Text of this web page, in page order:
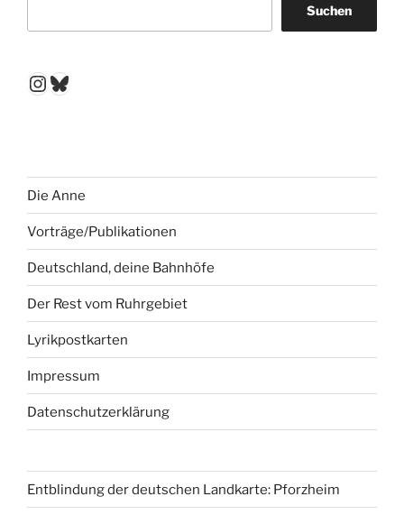
Suchen
Instagram
Bluesky
Die Anne
Vorträge/Publikationen
Deutschland, deine Bahnhöfe
Der Rest vom Ruhrgebiet
Lyrikpostkarten
Impressum
Datenschutzerklärung
Entblindung der deutschen Landkarte: Pforzheim